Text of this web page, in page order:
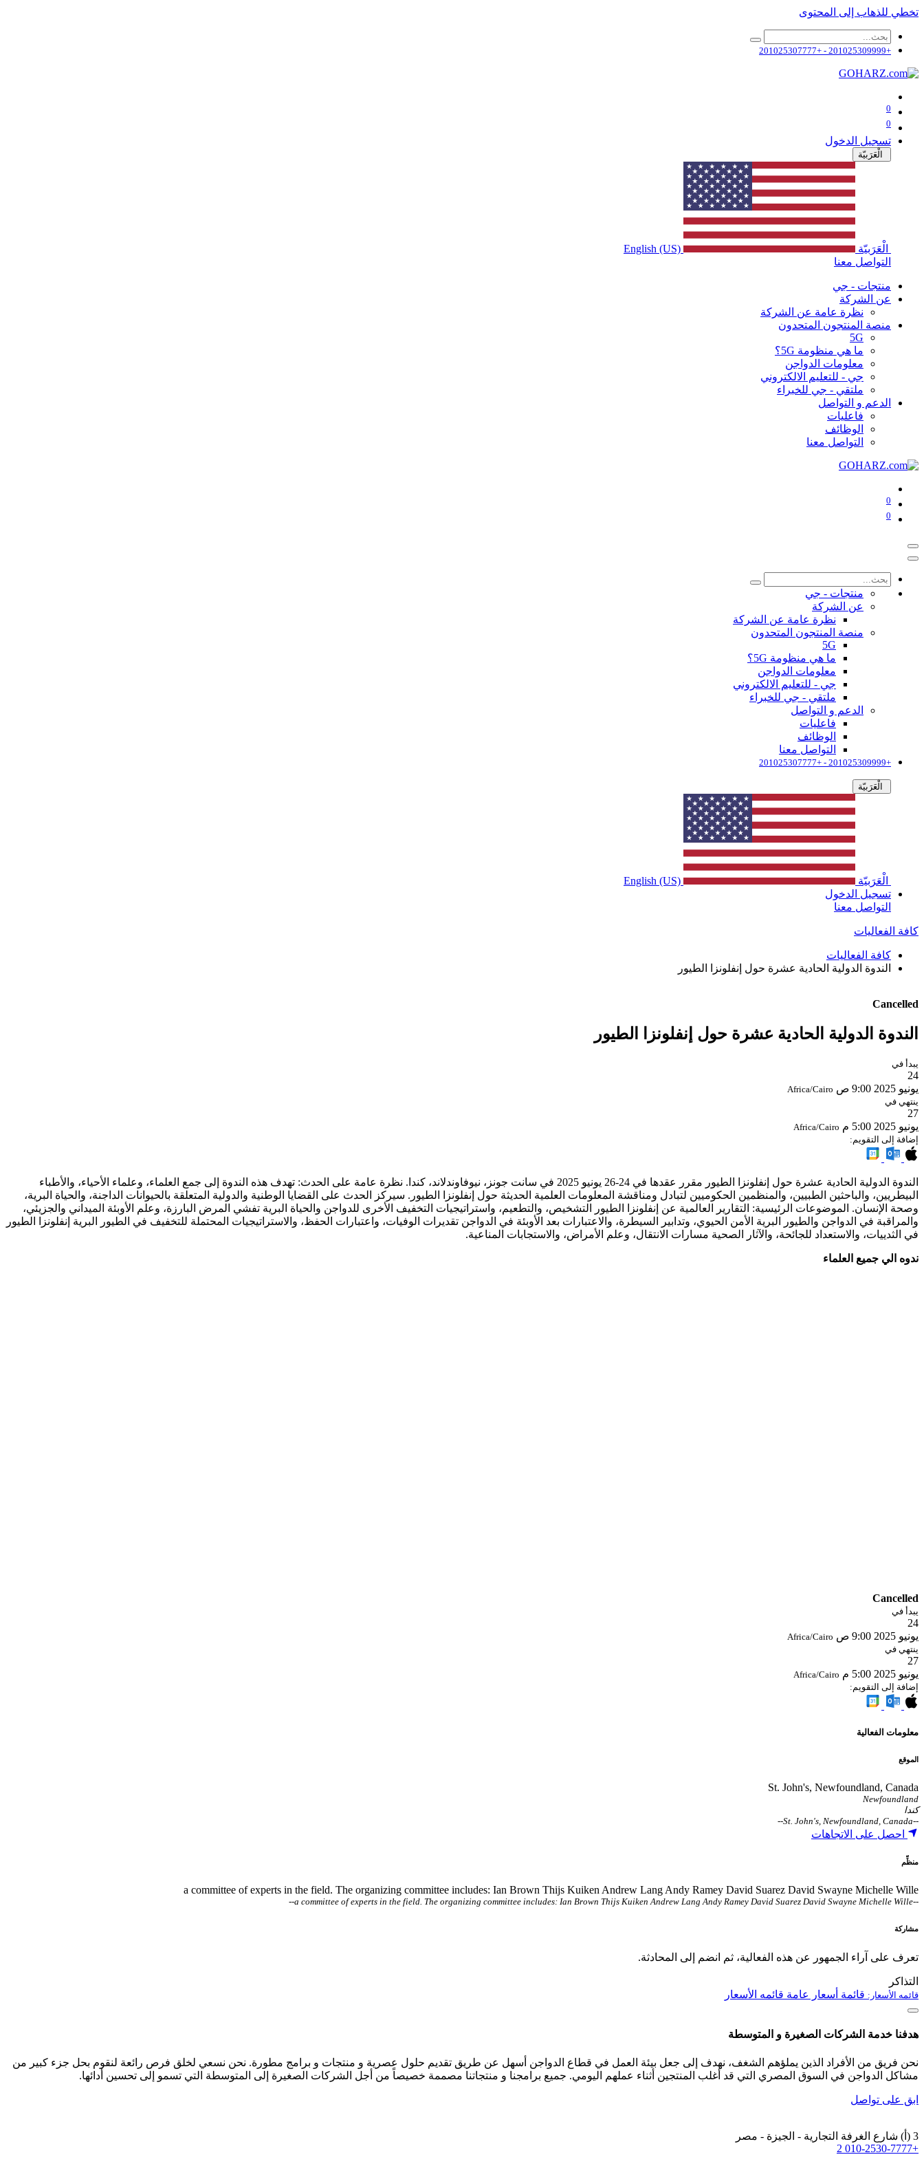
تخطي للذهاب إلى المحتوى
+201025309999 - +201025307777
0
0
تسجيل الدخول
الْعَرَبيّة
الْعَرَبيّة
English (US)
التواصل معنا
منتجات - جي
عن الشركة
نظرة عامة عن الشركة
منصة المنتجون المتحدون
5G
ما هي منظومة 5G؟
معلومات الدواجن
جي - للتعليم الالكتروني
ملتقي - جي للخبراء
الدعم و التواصل
فاعليات
الوظائف
التواصل معنا
0
0
منتجات - جي
عن الشركة
نظرة عامة عن الشركة
منصة المنتجون المتحدون
5G
ما هي منظومة 5G؟
معلومات الدواجن
جي - للتعليم الالكتروني
ملتقي - جي للخبراء
الدعم و التواصل
فاعليات
الوظائف
التواصل معنا
+201025309999 - +201025307777
الْعَرَبيّة
الْعَرَبيّة
English (US)
تسجيل الدخول
التواصل معنا
كافة الفعاليات
كافة الفعاليات
الندوة الدولية الحادية عشرة حول إنفلونزا الطيور
Cancelled
الندوة الدولية الحادية عشرة حول إنفلونزا الطيور
يبدأ في
24
يونيو 2025
9:00 ص
Africa/Cairo
ينتهي في
27
يونيو 2025
5:00 م
Africa/Cairo
إضافة إلى التقويم:
​ الندوة الدولية الحادية عشرة حول إنفلونزا الطيور مقرر عقدها في 24-26 يونيو 2025 في سانت جونز، نيوفاوندلاند، كندا. نظرة عامة على الحدث: تهدف هذه الندوة إلى جمع العلماء، وعلماء الأحياء، والأطباء
البيطريين، والباحثين الطبيين، والمنظمين الحكوميين لتبادل ومناقشة المعلومات العلمية الحديثة حول إنفلونزا الطيور. سيركز الحدث على القضايا الوطنية والدولية المتعلقة بالحيوانات الداجنة، والحياة البرية،
وصحة الإنسان. الموضوعات الرئيسية: التقارير العالمية عن إنفلونزا الطيور التشخيص، والتطعيم، واستراتيجيات التخفيف الأخرى للدواجن والحياة البرية تفشي المرض البارزة، وعلم الأوبئة الميداني والجزيئي،
والمراقبة في الدواجن والطيور البرية الأمن الحيوي، وتدابير السيطرة، والاعتبارات بعد الأوبئة في الدواجن تقديرات الوفيات، واعتبارات الحفظ، والاستراتيجيات المحتملة للتخفيف في الطيور البرية إنفلونزا الطيور
في الثدييات، والاستعداد للجائحة، والآثار الصحية مسارات الانتقال، وعلم الأمراض، والاستجابات المناعية.
ندوه الي جميع العلماء
Cancelled
يبدأ في
24
يونيو 2025
9:00 ص
Africa/Cairo
ينتهي في
27
يونيو 2025
5:00 م
Africa/Cairo
إضافة إلى التقويم:
معلومات الفعالية
الموقع
St. John's, Newfoundland, Canada
Newfoundland
كندا
--
St. John's, Newfoundland, Canada
--
احصل على الاتجاهات
منظِّم
a committee of experts in the field. The organizing committee includes: Ian Brown Thijs Kuiken Andrew Lang Andy Ramey David Suarez David Swayne Michelle Wille
--
a committee of experts in the field. The organizing committee includes: Ian Brown Thijs Kuiken Andrew Lang Andy Ramey David Suarez David Swayne Michelle Wille
--
مشاركة
تعرف على آراء الجمهور عن هذه الفعالية، ثم انضم إلى المحادثة.
التذاكر
قائمه الأسعار: قائمة أسعار عامة قائمه الأسعار
هدفنا خدمة الشركات الصغيرة و المتوسطة
نحن فريق من الأفراد الذين يملؤهم الشغف، نهدف إلى جعل بيئة العمل في قطاع الدواجن أسهل عن طريق تقديم حلول عصرية و منتجات و برامج مطورة. نحن نسعي لخلق فرص رائعة لنقوم بحل جزء كبير من
مشاكل الدواجن في السوق المصري التي قد أغلب المنتجين أثناء عملهم اليومي. جميع برامجنا و منتجاتنا مصممة خصيصاً من أجل الشركات الصغيرة إلى المتوسطة التي تسمو إلى تحسين أدائها.
ابق على تواصل
3 (أ) شارع الغرفة التجارية - الجيزة - مصر
+2 010-2530-7777